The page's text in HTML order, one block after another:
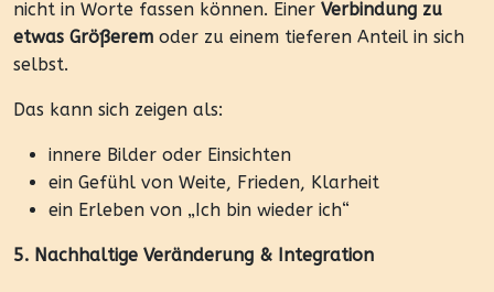
nicht in Worte fassen können. Einer Verbindung zu
etwas Größerem oder zu einem tieferen Anteil in sich
selbst.
Das kann sich zeigen als:
innere Bilder oder Einsichten
ein Gefühl von Weite, Frieden, Klarheit
ein Erleben von „Ich bin wieder ich“
5. Nachhaltige Veränderung & Integration